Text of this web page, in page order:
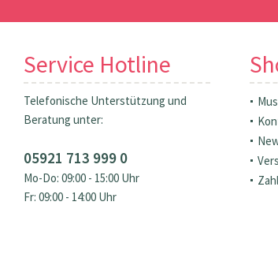
Service Hotline
Telefonische Unterstützung und
Beratung unter:
05921 713 999 0
Mo-Do: 09:00 - 15:00 Uhr
Fr: 09:00 - 14:00 Uhr